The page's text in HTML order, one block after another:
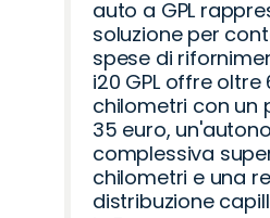
auto a GPL
soluzione per
spese di
i20 GPL offre oltre
chilometri con un
35 euro,
complessiva
chilometri e una
distribuzione